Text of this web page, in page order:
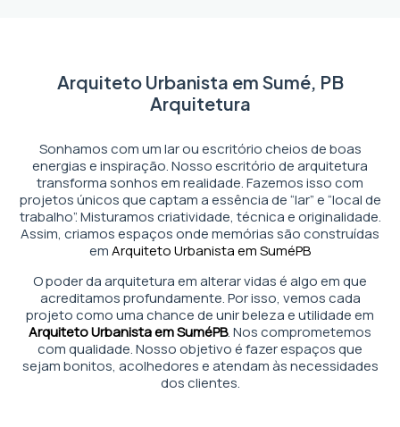
Arquiteto Urbanista em Sumé, PB
Arquitetura
Sonhamos com um lar ou escritório cheios de boas
energias e inspiração. Nosso escritório de arquitetura
transforma sonhos em realidade. Fazemos isso com
projetos únicos que captam a essência de “lar” e “local de
trabalho”. Misturamos criatividade, técnica e originalidade.
Assim, criamos espaços onde memórias são construídas
emArquiteto Urbanista em SuméPB
O poder da arquitetura em alterar vidas é algo em que
acreditamos profundamente. Por isso, vemos cada
projeto como uma chance de unir beleza e utilidade em
Arquiteto Urbanista em SuméPB. Nos comprometemos
com qualidade. Nosso objetivo é fazer espaços que
sejam bonitos, acolhedores e atendam às necessidades
dos clientes.